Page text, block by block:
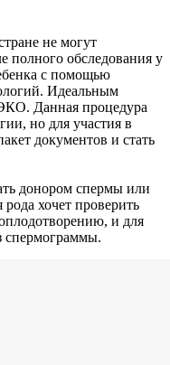
не могут
полного обследования у
с помощью
Идеальным
Данная процедура
но для участия в
документов и стать
донором спермы или
хочет проверить
и для
спермограммы.